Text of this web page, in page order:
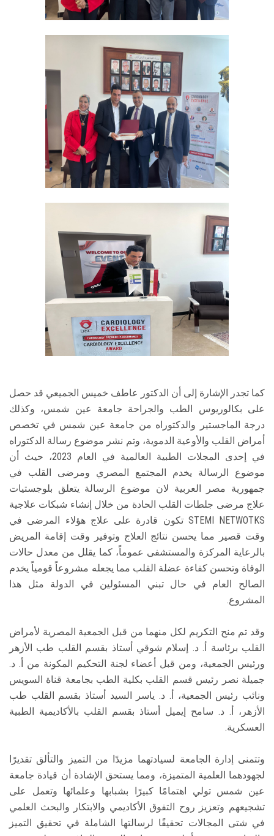
كما تجدر الإشارة إلى أن الدكتور عاطف خميس الجميعي قد حصل
على بكالوريوس الطب والجراحة جامعة عين شمس، وكذلك
درجة الماجستير والدكتوراه من جامعة عين شمس في تخصص
أمراض القلب والأوعية الدموية، وتم نشر موضوع رسالة الدكتوراه
في إحدى المجلات الطبية العالمية في العام 2023، حيث أن
موضوع الرسالة يخدم المجتمع المصري ومرضى القلب في
جمهورية مصر العربية لان موضوع الرسالة يتعلق بلوجستيات
علاج مرضى جلطات القلب الحادة من خلال إنشاء شبكات علاجية
STEMI NETWOTKS تكون قادرة على علاج هؤلاء المرضى في
وقت قصير مما يحسن نتائج العلاج وتوفير وقت إقامة المريض
بالرعاية المركزة والمستشفى عموماً، كما يقلل من معدل حالات
الوفاة وتحسن كفاءة عضلة القلب مما يجعله مشروعاً قومياً يخدم
الصالح العام في حال تبني المسئولين في الدولة مثل هذا
المشروع.
وقد تم منح التكريم لكل منهما من قبل الجمعية المصرية لأمراض
القلب برئاسة أ. د. إسلام شوقي أستاذ بقسم القلب طب الأزهر
ورئيس الجمعية، ومن قبل أعضاء لجنة التحكيم المكونة من أ. د.
جميلة نصر رئيس قسم القلب بكلية الطب بجامعة قناة السويس
ونائب رئيس الجمعية، أ. د. ياسر السيد أستاذ بقسم القلب طب
الأزهر، أ. د. سامح إيميل أستاذ بقسم القلب بالأكاديمية الطبية
العسكرية.
وتتمنى إدارة الجامعة لسيادتهما مزيدًا من التميز والتألق تقديرًا
لجهودهما العلمية المتميزة، ومما يستحق الإشادة أن قيادة جامعة
عين شمس تولي اهتمامًا كبيرًا بشبابها وعلمائها وتعمل على
تشجيعهم وتعزيز روح التفوق الأكاديمي والابتكار والبحث العلمي
في شتى المجالات تحقيقًا لرسالتها الشاملة في تحقيق التميز